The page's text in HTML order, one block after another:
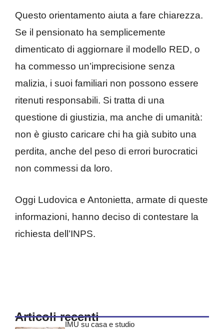
Questo orientamento aiuta a fare chiarezza.
Se il pensionato ha semplicemente
dimenticato di aggiornare il modello RED, o
ha commesso un’imprecisione senza
malizia, i suoi familiari non possono essere
ritenuti responsabili. Si tratta di una
questione di giustizia, ma anche di umanità:
non è giusto caricare chi ha già subito una
perdita, anche del peso di errori burocratici
non commessi da loro.
Oggi Ludovica e Antonietta, armate di queste
informazioni, hanno deciso di contestare la
richiesta dell’INPS.
Articoli recenti
IMU su casa e studio